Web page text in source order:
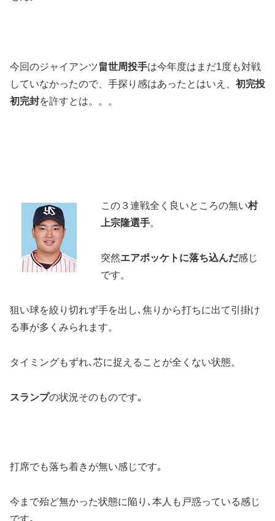
今回のジャイアンツ畠世周投手は今年度はまだ1度も対戦
していなかったので、手探り感はあったとはいえ、 初完投
初完封を許すとは。。。
この３連戦全く良いところの無い村
上宗隆選手。
突然エアポッケトに落ち込んだ感じ
です。
狙い球を絞り切れず手を出し､焦りから打ちに出て引掛け
る事が多くみられます。
タイミングもずれ､芯に捉えることが全くない状態。
スランプの状況そのものです｡
打席でも落ち着きが無い感じです｡
今まで殆ど無かった状態に陥り､本人も戸惑っている感じ
です｡